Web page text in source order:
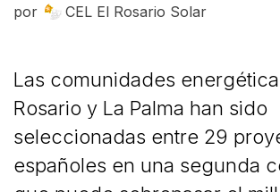
por
CEL El Rosario Solar
Las comunidades
Rosario y La Palma han sido
seleccionadas entre 29
españoles en una segunda